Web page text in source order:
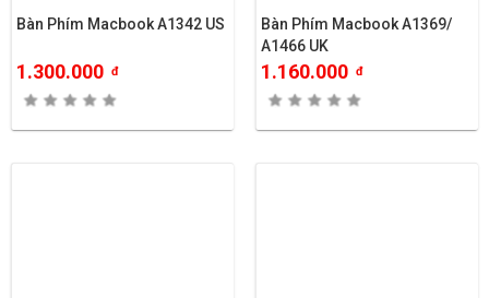
Bàn Phím Macbook A1342 US
1.300.000 đ
Bàn Phím Macbook A1369/
A1466 UK
1.160.000 đ